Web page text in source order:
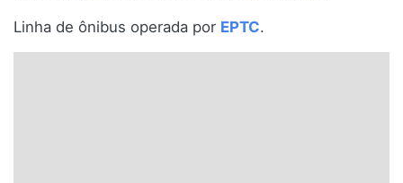
Linha de ônibus operada por EPTC.